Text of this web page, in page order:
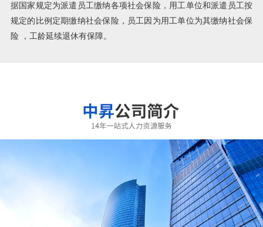
据国家规定为派遣员工缴纳各项社会保险，用工单位和派遣员工按
规定的比例定期缴纳社会保险，员工因为用工单位为其缴纳社会保
险 ，工龄延续退休有保障。